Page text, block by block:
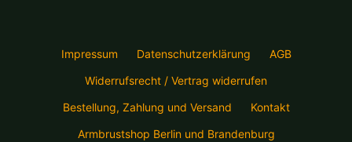
Impressum Datenschutzerklärung
AGB
Widerrufsrecht / Vertrag widerrufen
Bestellung, Zahlung und Versand
Kontakt
Armbrustshop Berlin und Brandenburg